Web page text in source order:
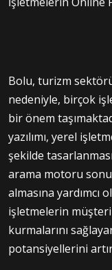
Bolu, turizm
nedeniyle, birçok
bir önem
yazılımı, yerel
şekilde
arama motoru
almasına yardımcı
işletmelerin
kurmalarını
potansiyellerini